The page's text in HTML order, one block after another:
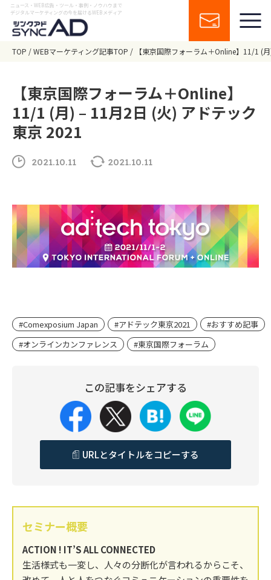
ニュース・WEB広告・ツール・事例・ノウハウまで
デジタルマーケティングの今を届けるWEBメディア
TOP WEBマーケティング記事TOP 【東京国際フォーラム＋Online】11/1 (
【東京国際フォーラム＋Online】
11/1 (月) – 11月2日 (火) アドテック
東京 2021
2021.10.11 2021.10.11
#Comexposium Japan #アドテック東京2021
#おすすめ記事
#オンラインカンファレンス
#東京国際フォーラム
この記事をシェアする
URLとタイトルをコピーする
セミナー概要
ACTION ! IT’S ALL CONNECTED
生活様式も一変し、人々の分断化が言われるからこそ、